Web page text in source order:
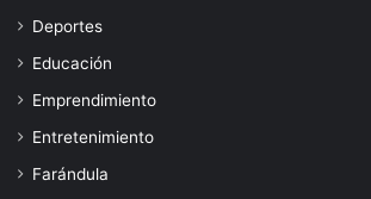
Deportes
Educación
Emprendimiento
Entretenimiento
Farándula